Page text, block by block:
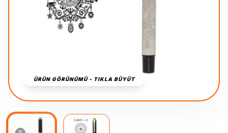
ÜRÜN GÖRÜNÜMÜ - TIKLA BÜYÜT